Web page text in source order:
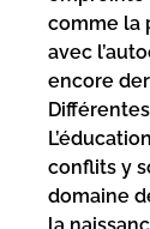
comme la
avec
encore
conflits y
domaine